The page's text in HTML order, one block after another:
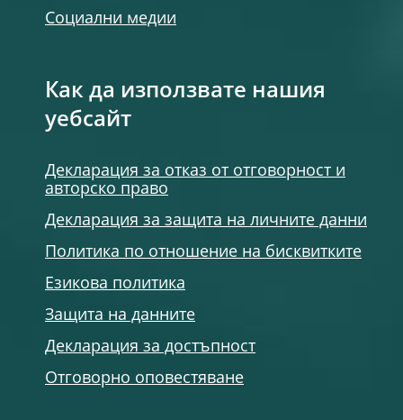
Социални медии
Как да използвате нашия
уебсайт
Декларация за отказ от отговорност и
авторско право
Декларация за защита на личните данни
Политика по отношение на бисквитките
Езикова политика
Защита на данните
Декларация за достъпност
Отговорно оповестяване